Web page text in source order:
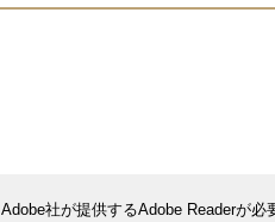
社が提供するAdobe Readerが必